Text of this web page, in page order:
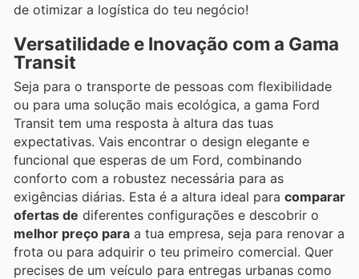
de otimizar a logística do teu negócio!
Versatilidade e Inovação com a Gama
Transit
Seja para o transporte de pessoas com flexibilidade
ou para uma solução mais ecológica, a gama Ford
Transit tem uma resposta à altura das tuas
expectativas. Vais encontrar o design elegante e
funcional que esperas de um Ford, combinando
conforto com a robustez necessária para as
exigências diárias. Esta é a altura ideal para comparar
ofertas de diferentes configurações e descobrir o
melhor preço para a tua empresa, seja para renovar a
frota ou para adquirir o teu primeiro comercial. Quer
precises de um veículo para entregas urbanas como